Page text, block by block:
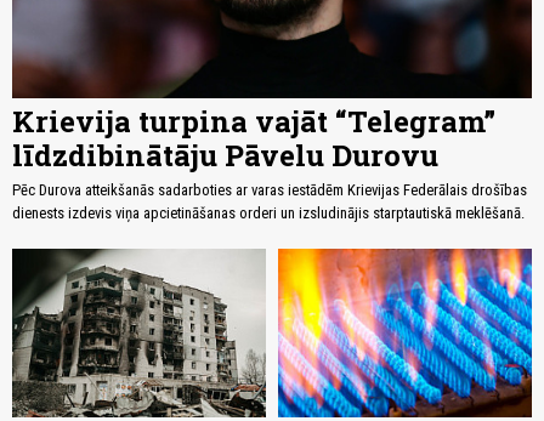
Krievija turpina vajāt “Telegram”
līdzdibinātāju Pāvelu Durovu
Pēc Durova atteikšanās sadarboties ar varas iestādēm Krievijas Federālais drošības
dienests izdevis viņa apcietināšanas orderi un izsludinājis starptautiskā meklēšanā.